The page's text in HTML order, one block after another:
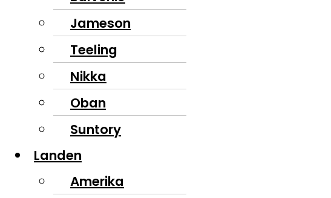
Jameson
Teeling
Nikka
Oban
Suntory
Landen
Amerika